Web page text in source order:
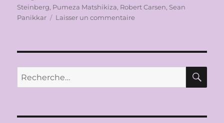
Steinberg, Pumeza Matshikiza, Robert Carsen, Sean
Panikkar
Laisser un commentairesur
2015:
de
Recherche
pour :